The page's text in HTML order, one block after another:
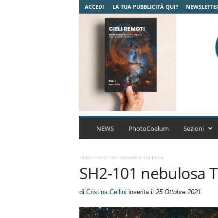
ACCEDI LA TUA PUBBLICITÀ QUI?
C
m
r
NEWS PhotoCoelum Sezioni
Home > SH2-101 Nebulosa Tulipano
SH2-101 nebulosa
di Cristina Cellini inserita il 25 Ottobre 2021